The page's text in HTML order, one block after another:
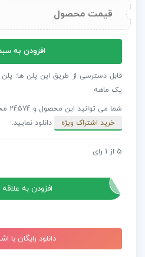
قیمت محصول
اینترو
مدرن
افزودن به
قابل دسترسی از طریق این پلن ها:
یک ماهه
شما می توانید این محصول و 24574 محصول دیگر را با کمترین قیمت و
خرید اشتراک ویژه
دانلود نمایید.
پروژه افترافکت اینترو مدرن مد
5 از 1 رای
افزودن به
دانلود رایگان با